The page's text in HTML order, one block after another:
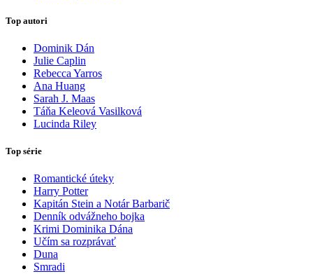
Top autori
Dominik Dán
Julie Caplin
Rebecca Yarros
Ana Huang
Sarah J. Maas
Táňa Keleová Vasilková
Lucinda Riley
Top série
Romantické úteky
Harry Potter
Kapitán Stein a Notár Barbarič
Denník odvážneho bojka
Krimi Dominika Dána
Učím sa rozprávať
Duna
Smradi